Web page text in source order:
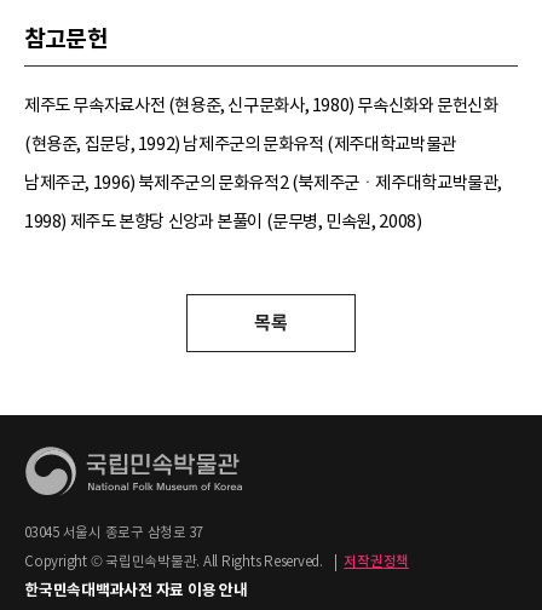
참고문헌
제주도 무속자료사전 (현용준, 신구문화사, 1980) 무속신화와 문헌신화
(현용준, 집문당, 1992) 남제주군의 문화유적 (제주대학교박물관
남제주군, 1996) 북제주군의 문화유적2 (북제주군ㆍ제주대학교박물관,
1998) 제주도 본향당 신앙과 본풀이 (문무병, 민속원, 2008)
목록
03045 서울시 종로구 삼청로 37
Copyright © 국립민속박물관. All Rights Reserved.
저작권정책
한국민속대백과사전 자료 이용 안내